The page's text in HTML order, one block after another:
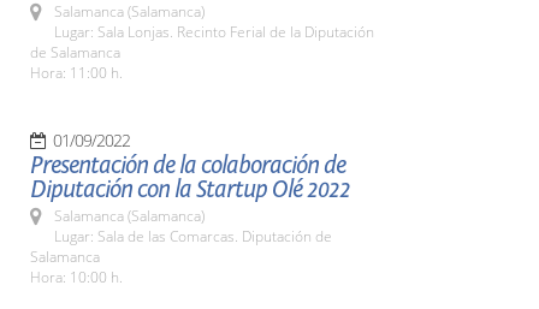
Salamanca (Salamanca)
Lugar: Sala Lonjas. Recinto Ferial de la Diputación
de Salamanca
Hora: 11:00 h.
01/09/2022
Presentación de la colaboración de
Diputación con la Startup Olé 2022
Salamanca (Salamanca)
Lugar: Sala de las Comarcas. Diputación de
Salamanca
Hora: 10:00 h.